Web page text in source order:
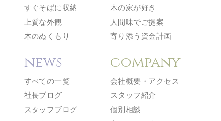
すぐそばに収納
上質な外観
木のぬくもり
木の家が好き
人間味でご提案
寄り添う資金計画
news
すべての一覧
社長ブログ
スタッフブログ
company
会社概要・アクセス
スタッフ紹介
個別相談